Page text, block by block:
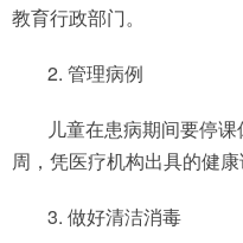
教育行政部门。
2. 管理病例
儿童在患病期间要停
周，凭医疗机构出具的健
3. 做好清洁消毒